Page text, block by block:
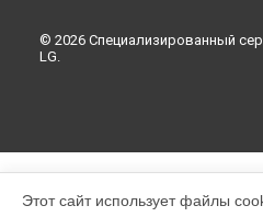
© 2026 Специализированный
LG.
Этот сайт использует файлы